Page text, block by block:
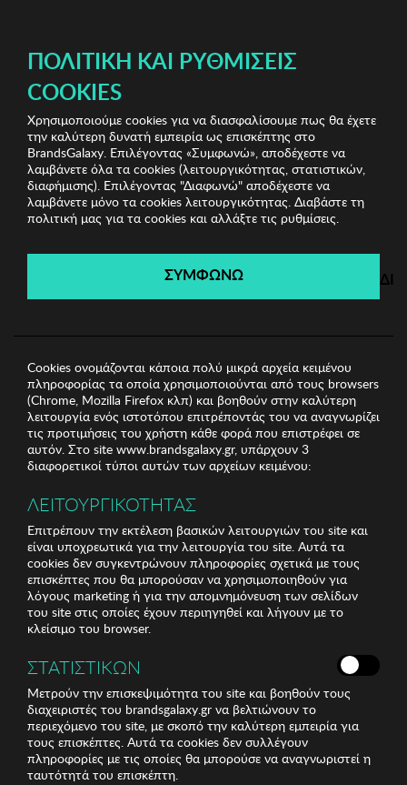
Home Accessories Είδη σπιτιού
Κηροπήγιο Zsa Zsa
Zsu
Home Accessories
Λήγει σε: 00ημέρες | 00ώρες 00λεπτά 00δευτ.
ΠΟΛΙΤΙΚΉ ΚΑΙ ΡΥΘΜΊΣΕΙΣ
COOKIES
Χρησιμοποιούμε cookies για να διασφαλίσουμε πως θα έχετε
την καλύτερη δυνατή εμπειρία ως επισκέπτης στο
BrandsGalaxy. Επιλέγοντας «Συμφωνώ», αποδέχεστε να
λαμβάνετε όλα τα cookies (λειτουργικότητας, στατιστικών,
διαφήμισης). Επιλέγοντας "Διαφωνώ" αποδέχεστε να
λαμβάνετε μόνο τα cookies λειτουργικότητας. Διαβάστε τη
πολιτική μας για τα cookies και αλλάξτε τις ρυθμίσεις.
ΣΥΜΦΩΝΩ
Cookies ονομάζονται κάποια πολύ μικρά αρχεία κειμένου
πληροφορίας τα οποία χρησιμοποιούνται από τους browsers
(Chrome, Mozilla Firefox κλπ) και βοηθούν στην καλύτερη
λειτουργία ενός ιστοτόπου επιτρέποντάς του να αναγνωρίζει
τις προτιμήσεις του χρήστη κάθε φορά που επιστρέφει σε
αυτόν. Στο site www.brandsgalaxy.gr, υπάρχουν 3
διαφορετικοί τύποι αυτών των αρχείων κειμένου:
ΛΕΙΤΟΥΡΓΙΚΟΤΗΤΑΣ
Επιτρέπουν την εκτέλεση βασικών λειτουργιών του site και
είναι υποχρεωτικά για την λειτουργία του site. Αυτά τα
cookies δεν συγκεντρώνουν πληροφορίες σχετικά με τους
επισκέπτες που θα μπορούσαν να χρησιμοποιηθούν για
λόγους marketing ή για την απομνημόνευση των σελίδων
του site στις οποίες έχουν περιηγηθεί και λήγουν με το
κλείσιμο του browser.
ΣΤΑΤΙΣΤΙΚΩΝ
Μετρούν την επισκεψιμότητα του site και βοηθούν τους
διαχειριστές του brandsgalaxy.gr να βελτιώνουν το
περιεχόμενο του site, με σκοπό την καλύτερη εμπειρία για
τους επισκέπτες. Αυτά τα cookies δεν συλλέγουν
πληροφορίες με τις οποίες θα μπορούσε να αναγνωριστεί η
ταυτότητά του επισκέπτη.